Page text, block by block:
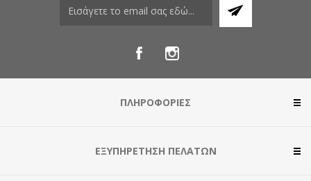
ΠΛΗΡΟΦΟΡΊΕΣ
ΕΞΥΠΗΡΈΤΗΣΗ ΠΕΛΑΤΏΝ